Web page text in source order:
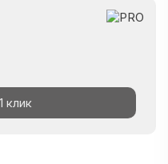
клик